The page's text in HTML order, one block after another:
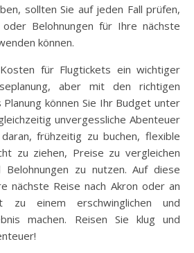
sollten Sie auf jeden Fall prüfen,
Belohnungen für Ihre nächste
können.
für Flugtickets ein wichtiger
aber mit den richtigen
können Sie Ihr Budget unter
unvergessliche Abenteuer
frühzeitig zu buchen, flexible
zu ziehen, Preise zu vergleichen
zu nutzen. Auf diese
nächste Reise nach Akron oder an
zu einem erschwinglichen und
machen. Reisen Sie klug und